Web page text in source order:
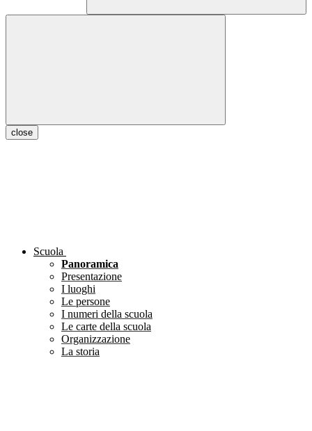
close
Scuola
Panoramica
Presentazione
I luoghi
Le persone
I numeri della scuola
Le carte della scuola
Organizzazione
La storia